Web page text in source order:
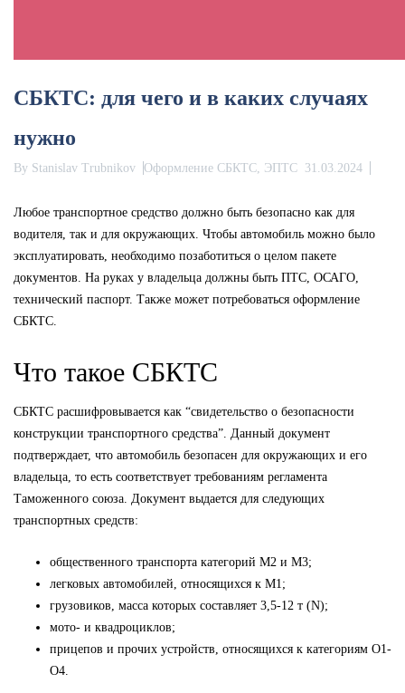
СБКТС: для чего и в каких случаях
нужно
By Stanislav Trubnikov Оформление СБКТС, ЭПТС 31.03.2024
Любое транспортное средство должно быть безопасно как для
водителя, так и для окружающих. Чтобы автомобиль можно было
эксплуатировать, необходимо позаботиться о целом пакете
документов. На руках у владельца должны быть ПТС, ОСАГО,
технический паспорт. Также может потребоваться оформление
СБКТС.
Что такое СБКТС
СБКТС расшифровывается как “свидетельство о безопасности
конструкции транспортного средства”. Данный документ
подтверждает, что автомобиль безопасен для окружающих и его
владельца, то есть соответствует требованиям регламента
Таможенного союза. Документ выдается для следующих
транспортных средств:
общественного транспорта категорий М2 и М3;
легковых автомобилей, относящихся к М1;
грузовиков, масса которых составляет 3,5-12 т (N);
мото- и квадроциклов;
прицепов и прочих устройств, относящихся к категориям О1-
О4.